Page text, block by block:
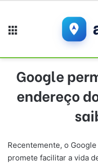
Google
endereço
Recentemente, o
promete facilitar a vida